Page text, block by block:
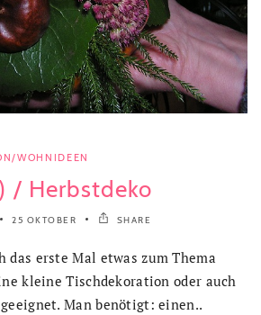
WOHNIDEEN
/ Herbstdeko
25 OKTOBER SHARE
das erste Mal etwas zum Thema
kleine Tischdekoration oder auch
Man benötigt: einen..